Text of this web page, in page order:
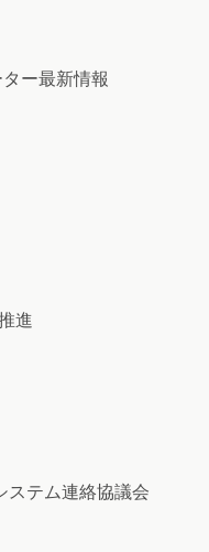
ー最新情報
進
ステム連絡協議会